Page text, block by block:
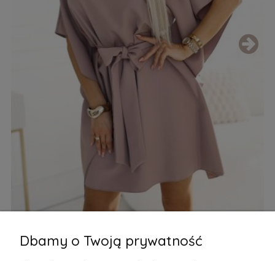
Sukienka motyl z wiązaniem w pasie Brązowa
Dbamy o Twoją prywatność